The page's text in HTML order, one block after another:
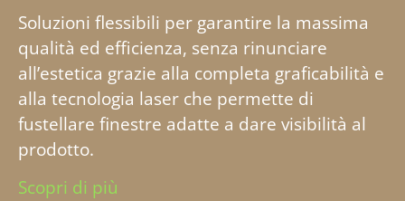
Soluzioni flessibili per garantire la massima
qualità ed efficienza, senza rinunciare
all’estetica grazie alla completa graficabilità e
alla tecnologia laser che permette di
fustellare finestre adatte a dare visibilità al
prodotto.
Scopri di più